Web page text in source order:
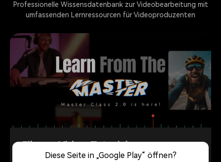
Professionelle Wissensdatenbank zur Videobearbeitung mit
umfassenden Lernressourcen für Videoproduzenten
Filmora Video-Tutorials
Diese Seite in „Google Play“ öffnen?